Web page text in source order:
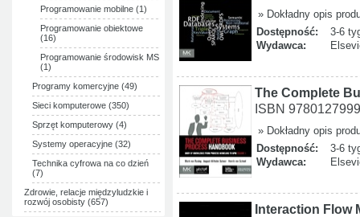
Programowanie mobilne (1)
Programowanie obiektowe
(16)
Programowanie środowisk MS
(1)
Programy komercyjne (49)
Sieci komputerowe (350)
Sprzęt komputerowy (4)
Systemy operacyjne (32)
Technika cyfrowa na co dzień
(7)
Zdrowie, relacje międzyludzkie i
rozwój osobisty (657)
» Dokładny opis
Dostępność:
3-6
Wydawca:
The Complete
ISBN
» Dokładny opis
Dostępność:
3-6
Wydawca:
Interaction Flow